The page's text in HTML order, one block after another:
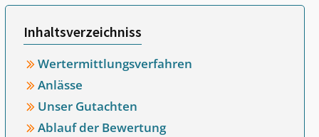
Inhaltsverzeichniss
Wertermittlungsverfahren
Anlässe
Unser Gutachten
Ablauf der Bewertung